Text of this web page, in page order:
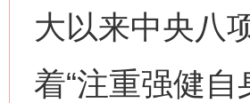
大以来中央八
着“注重强健